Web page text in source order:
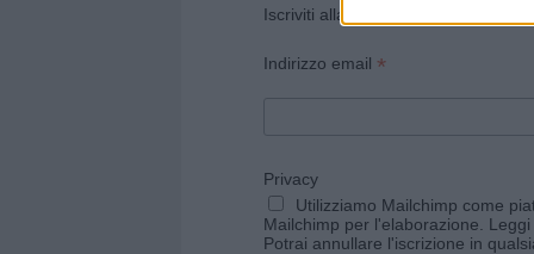
Iscriviti alla newsletter di Gallura
Indirizzo email *
Privacy
Utilizziamo Mailchimp come
Mailchimp per l'elaborazione.
Potrai annullare l'iscrizione in